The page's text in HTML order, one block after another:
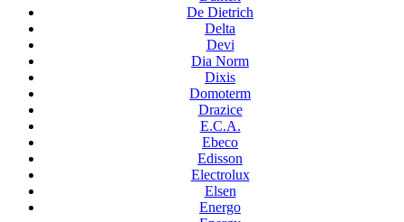
De Dietrich
Delta
Devi
Dia Norm
Dixis
Domoterm
Drazice
E.C.A.
Ebeco
Edisson
Electrolux
Elsen
Energo